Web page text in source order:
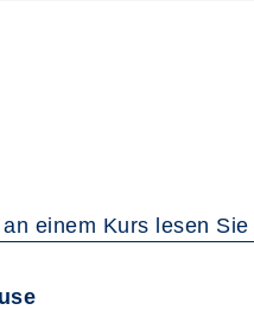
einem Kurs lesen